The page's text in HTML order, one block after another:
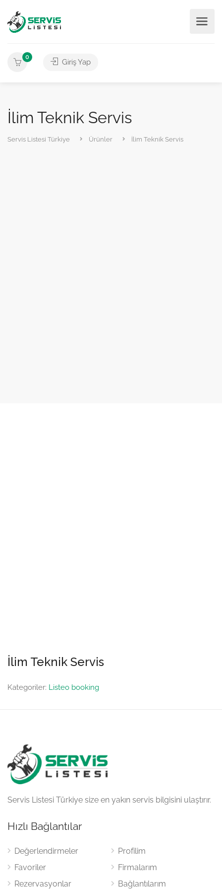
0
Giriş Yap
İlim Teknik Servis
Servis Listesi Türkiye Ürünler İlim Teknik Servis
İlim Teknik Servis
Kategoriler: Listeo booking
Servis Listesi Türkiye size en yakın servis bilgisini ulaştırır.
Hızlı Bağlantılar
Değerlendirmeler
Favoriler
Rezervasyonlar
Profilim
Firmalarım
Bağlantılarım